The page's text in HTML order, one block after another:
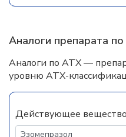
Аналоги препарата
Аналоги по АТХ —
уровню АТХ-
Действующее вещество